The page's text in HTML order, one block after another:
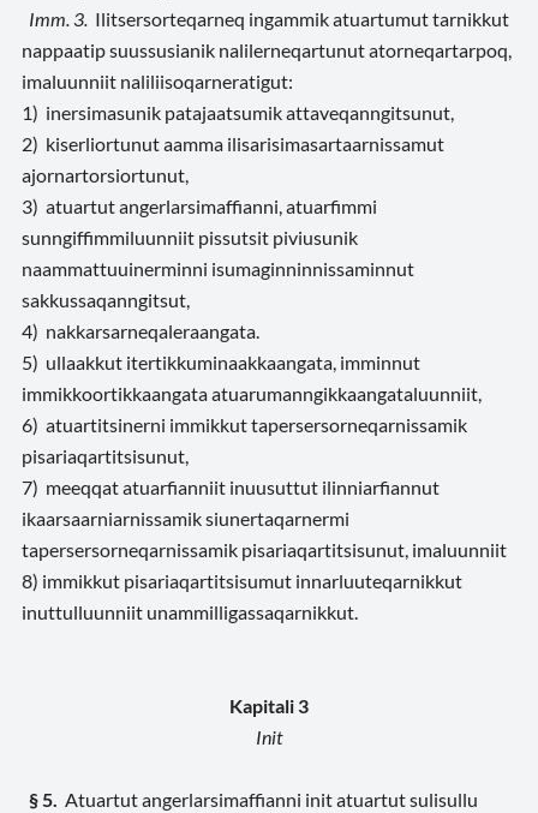
Imm. 3. Ilitsersorteqarneq ingammik atuartumut tarnikkut
nappaatip suussusianik nalilerneqartunut atorneqartarpoq,
imaluunniit naliliisoqarneratigut:
1) inersimasunik patajaatsumik attaveqanngitsunut,
2) kiserliortunut aamma ilisarisimasartaarnissamut
ajornartorsiortunut,
3) atuartut angerlarsimaffianni, atuarfimmi
sunngiffimmiluunniit pissutsit piviusunik
naammattuuinerminni isumaginninnissaminnut
sakkussaqanngitsut,
4) nakkarsarneqaleraangata.
5) ullaakkut itertikkuminaakkaangata, imminnut
immikkoortikkaangata atuarumanngikkaangataluunniit,
6) atuartitsinerni immikkut tapersersorneqarnissamik
pisariaqartitsisunut,
7) meeqqat atuarfianniit inuusuttut ilinniarfiannut
ikaarsaarniarnissamik siunertaqarnermi
tapersersorneqarnissamik pisariaqartitsisunut, imaluunniit
8) immikkut pisariaqartitsisumut innarluuteqarnikkut
inuttulluunniit unammilligassaqarnikkut.
Kapitali 3
Init
§ 5. Atuartut angerlarsimaffianni init atuartut sulisullu